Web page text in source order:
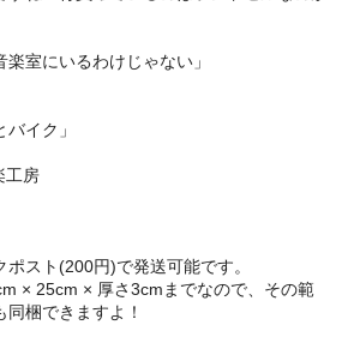
楽室にいるわけじゃない」
イク」
工房
ポスト(200円)で発送可能です。
× 25cm × 厚さ3cmまでなので、その範
梱できますよ！